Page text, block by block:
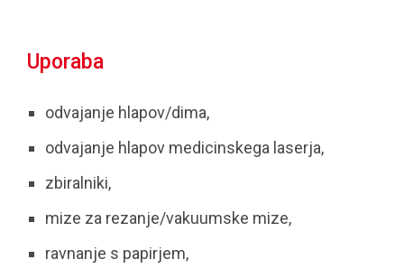
Uporaba
odvajanje hlapov/dima,
odvajanje hlapov medicinskega laserja,
zbiralniki,
mize za rezanje/vakuumske mize,
ravnanje s papirjem,